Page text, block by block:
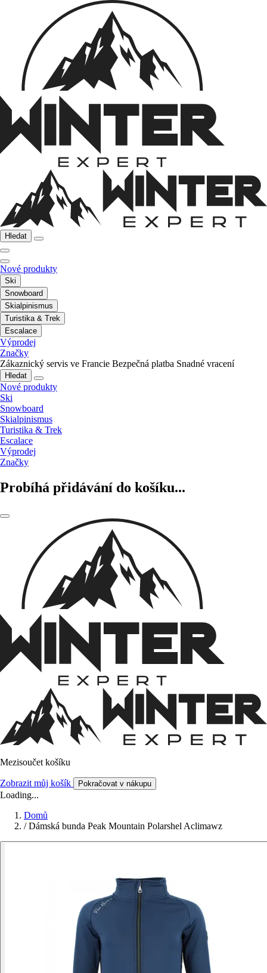
Hledat
Nové produkty
Ski
Snowboard
Skialpinismus
Turistika & Trek
Escalace
Výprodej
Značky
Zákaznický servis ve Francie Bezpečná platba Snadné vracení
Hledat
Nové produkty
Ski
Snowboard
Skialpinismus
Turistika & Trek
Escalace
Výprodej
Značky
Probíhá přidávání do košíku...
Mezisoučet košíku
Zobrazit můj košík Pokračovat v nákupu
Loading...
Domů
/ Dámská bunda Peak Mountain Polarshel Aclimawz